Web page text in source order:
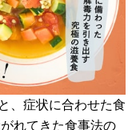
、症状に合わせた食
れてきた食事法の